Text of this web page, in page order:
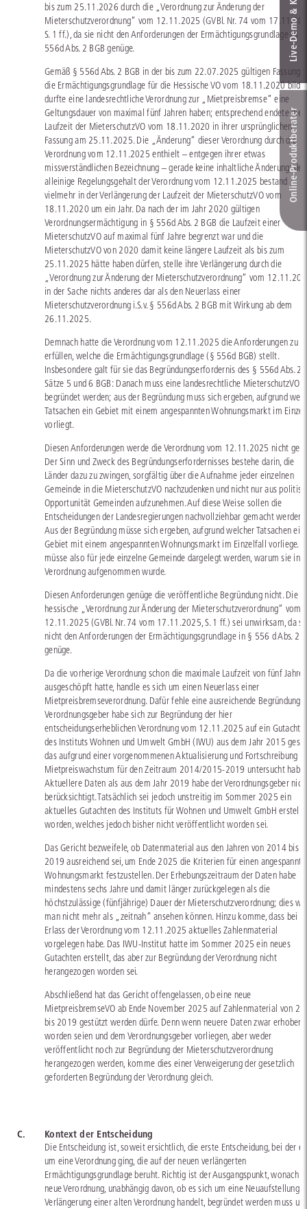
bis zum 25.11.2026 durch die „Verordnung zur Änderung der
Mieterschutzverordnung“ vom 12.11.2025 (GVBl. Nr. 74 vom
S. 1 ff.), da sie nicht den Anforderungen der Ermächtigungsgrundlage in §
556d Abs. 2 BGB genüge.
Gemäß § 556d Abs. 2 BGB in der bis zum 22.07.2025 gültigen Fassung,
die Ermächtigungsgrundlage für die Hessische VO vom 18.11.2020
durfte eine landesrechtliche Verordnung zur „Mietpreisbremse“ eine
Geltungsdauer von maximal fünf Jahren haben; entsprechend endete die
Laufzeit der MieterschutzVO vom 18.11.2020 in ihrer ursprünglichen
Fassung am 25.11.2025. Die „Änderung“ dieser Verordnung durch die
Verordnung vom 12.11.2025 enthielt – entgegen ihrer etwas
missverständlichen Bezeichnung – gerade keine inhaltliche Änderung; der
alleinige Regelungsgehalt der Verordnung vom 12.11.2025 bestand
vielmehr in der Verlängerung der Laufzeit der MieterschutzVO vom
18.11.2020 um ein Jahr. Da nach der im Jahr 2020 gültigen
Verordnungsermächtigung in § 556d Abs. 2 BGB die Laufzeit einer
MieterschutzVO auf maximal fünf Jahre begrenzt war und die
MieterschutzVO von 2020 damit keine längere Laufzeit als bis zum
25.11.2025 hätte haben dürfen, stelle ihre Verlängerung durch die
„Verordnung zur Änderung der Mieterschutzverordnung“ vom
in der Sache nichts anderes dar als den Neuerlass einer
Mieterschutzverordnung i.S.v. § 556d Abs. 2 BGB mit Wirkung ab dem
26.11.2025.
Demnach hatte die Verordnung vom 12.11.2025 die Anforderungen zu
erfüllen, welche die Ermächtigungsgrundlage (§ 556d BGB) stellt.
Insbesondere galt für sie das Begründungserfordernis des § 556d Abs. 2
Sätze 5 und 6 BGB: Danach muss eine landesrechtliche MieterschutzVO
begründet werden; aus der Begründung muss sich ergeben, aufgrund
Tatsachen ein Gebiet mit einem angespannten Wohnungsmarkt im
vorliegt.
Diesen Anforderungen werde die Verordnung vom 12.11.2025 nicht
Der Sinn und Zweck des Begründungserfordernisses bestehe darin, die
Länder dazu zu zwingen, sorgfältig über die Aufnahme jeder einzelnen
Gemeinde in die MieterschutzVO nachzudenken und nicht nur aus
Opportunität Gemeinden aufzunehmen. Auf diese Weise sollen die
Entscheidungen der Landesregierungen nachvollziehbar gemacht werden.
Aus der Begründung müsse sich ergeben, aufgrund welcher Tatsachen ein
Gebiet mit einem angespannten Wohnungsmarkt im Einzelfall vorliege.
müsse also für jede einzelne Gemeinde dargelegt werden, warum sie in
Verordnung aufgenommen wurde.
Diesen Anforderungen genüge die veröffentliche Begründung nicht. Die
hessische „Verordnung zur Änderung der Mieterschutzverordnung“ vom
12.11.2025 (GVBl. Nr. 74 vom 17.11.2025, S. 1 ff.) sei unwirksam, da
nicht den Anforderungen der Ermächtigungsgrundlage in § 556 d Abs. 2
genüge.
Da die vorherige Verordnung schon die maximale Laufzeit von fünf Jahren
ausgeschöpft hatte, handle es sich um einen Neuerlass einer
Mietpreisbremseverordnung. Dafür fehle eine ausreichende Begründung.
Verordnungsgeber habe sich zur Begründung der hier
entscheidungserheblichen Verordnung vom 12.11.2025 auf ein
des Instituts Wohnen und Umwelt GmbH (IWU) aus dem Jahr 2015
das aufgrund einer vorgenommenen Aktualisierung und Fortschreibung
Mietpreiswachstum für den Zeitraum 2014/2015-2019 untersucht habe.
Aktuellere Daten als aus dem Jahr 2019 habe der Verordnungsgeber
berücksichtigt. Tatsächlich sei jedoch unstreitig im Sommer 2025 ein
aktuelles Gutachten des Instituts für Wohnen und Umwelt GmbH erstellt
worden, welches jedoch bisher nicht veröffentlicht worden sei.
Das Gericht bezweifele, ob Datenmaterial aus den Jahren von 2014 bis
2019 ausreichend sei, um Ende 2025 die Kriterien für einen
Wohnungsmarkt festzustellen. Der Erhebungszeitraum der Daten habe
mindestens sechs Jahre und damit länger zurückgelegen als die
höchstzulässige (fünfjährige) Dauer der Mieterschutzverordnung; dies
man nicht mehr als „zeitnah“ ansehen können. Hinzu komme, dass bei
Erlass der Verordnung vom 12.11.2025 aktuelles Zahlenmaterial
vorgelegen habe. Das IWU-Institut hatte im Sommer 2025 ein neues
Gutachten erstellt, das aber zur Begründung der Verordnung nicht
herangezogen worden sei.
Abschließend hat das Gericht offengelassen, ob eine neue
MietpreisbremseVO ab Ende November 2025 auf Zahlenmaterial von
bis 2019 gestützt werden dürfe. Denn wenn neuere Daten zwar erhoben
worden seien und dem Verordnungsgeber vorliegen, aber weder
veröffentlicht noch zur Begründung der Mieterschutzverordnung
herangezogen werden, komme dies einer Verweigerung der gesetzlich
geforderten Begründung der Verordnung gleich.
C. Kontext der Entscheidung
Die Entscheidung ist, soweit ersichtlich, die erste Entscheidung, bei der es
um eine Verordnung ging, die auf der neuen verlängerten
Ermächtigungsgrundlage beruht. Richtig ist der Ausgangspunkt, wonach
neue Verordnung, unabhängig davon, ob es sich um eine Neuaufstellung
Verlängerung einer alten Verordnung handelt, begründet werden muss
Online-Produkt­berater